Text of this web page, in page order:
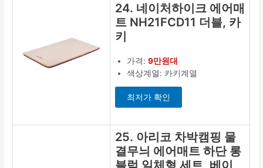
24. 네이처하이크 에어매
트 NH21FCD11 더블, 카
키
가격:9만원대
색상계열: 카키계열
최저가 확인
25. 아리코 차박캠핑 물
결무늬 에어매트 하단 롱
블럭 일체형 세트, 베이